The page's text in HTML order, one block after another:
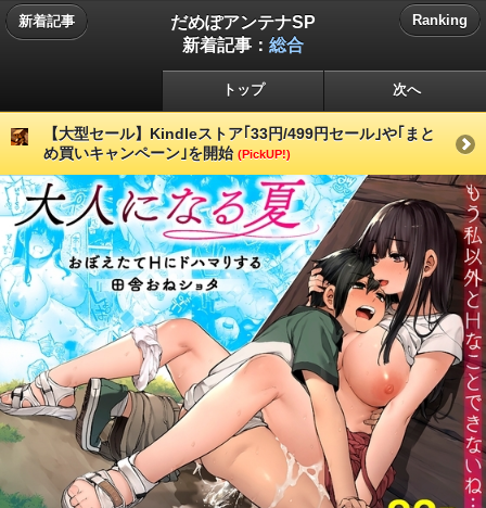
新着記事
だめぽアンテナSP
新着記事： 総合
Ranking
トップ 次へ
【大型セール】Kindleストア｢33円/499円セール｣や｢まと
め買いキャンペーン｣を開始 (PickUP!)